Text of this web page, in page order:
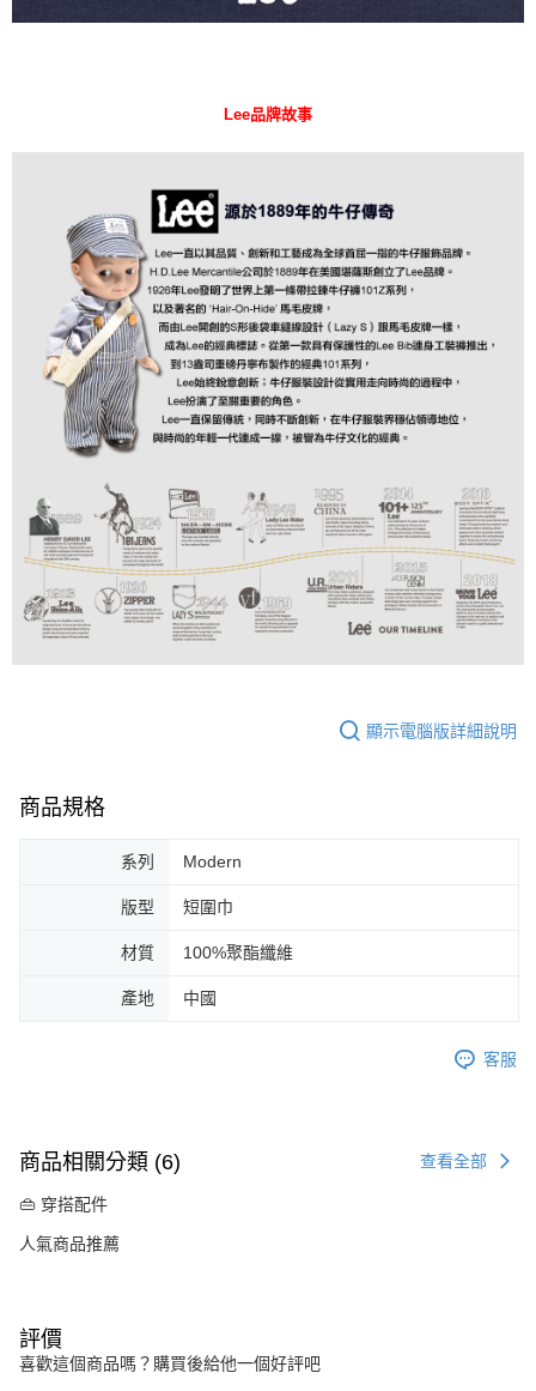
Lee品牌故事
顯示電腦版詳細說明
商品規格
系列 Modern
版型 短圍巾
材質 100%聚酯纖維
產地 中國
客服
商品相關分類 (6) 查看全部
👜 穿搭配件
人氣商品推薦
評價
喜歡這個商品嗎？購買後給他一個好評吧